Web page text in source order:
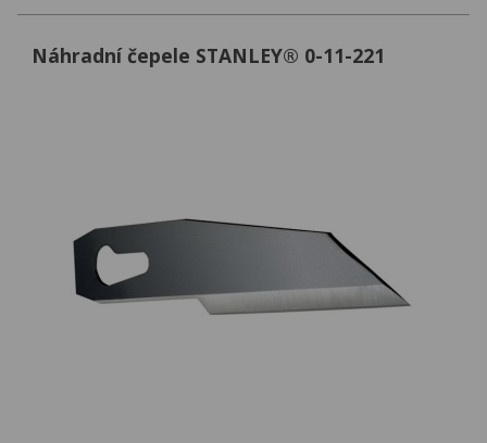
Náhradní čepele STANLEY® 0-11-221